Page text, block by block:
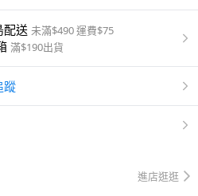
配送 未滿$490 運費$75
滿$190出貨
蹤
進店逛逛